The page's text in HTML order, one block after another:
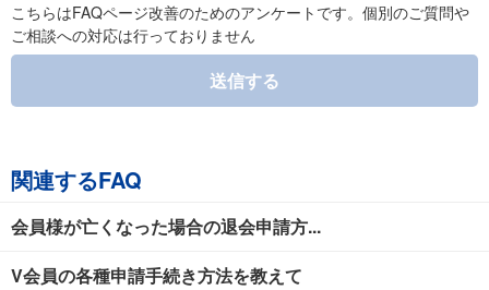
こちらはFAQページ改善のためのアンケートです。個別のご質問や
ご相談への対応は行っておりません
送信する
関連するFAQ
会員様が亡くなった場合の退会申請方...
V会員の各種申請手続き方法を教えて